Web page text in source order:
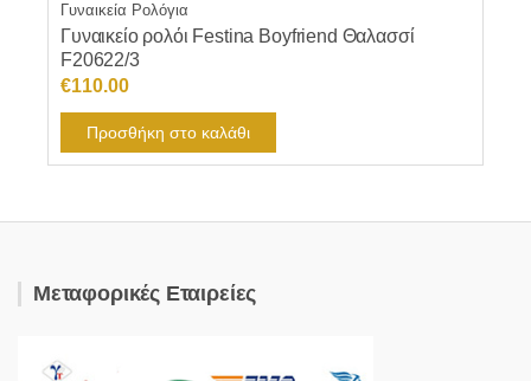
Γυναικεία Ρολόγια
Γυναικείο ρολόι Festina Boyfriend Θαλασσί
F20622/3
€110.00
Προσθήκη στο καλάθι
Μεταφορικές Εταιρείες